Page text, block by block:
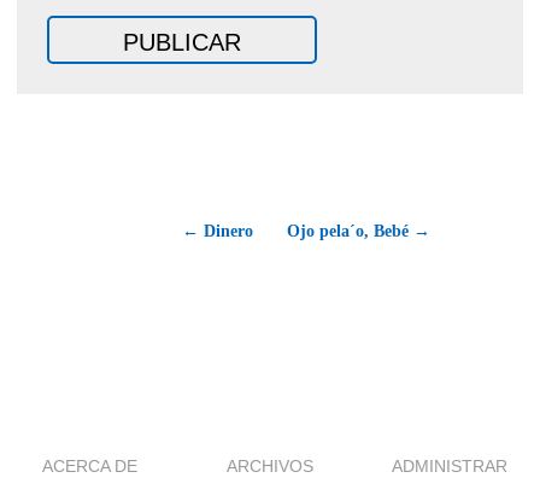
← Dinero Ojo pela´o, Bebé →
ACERCA DE ARCHIVOS ADMINISTRAR